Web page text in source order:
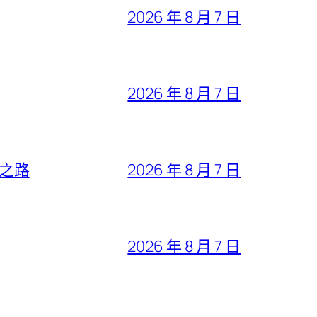
2026 年 8 月 7 日
2026 年 8 月 7 日
路 2026 年 8 月 7 日
2026 年 8 月 7 日